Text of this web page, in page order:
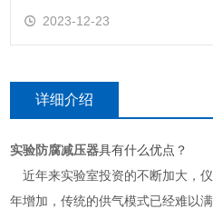
2023-12-23
详细介绍
实验防腐减压器具有什么优点？
近年来实验室投资的不断加大，
年增加，传统的供气模式已经难以